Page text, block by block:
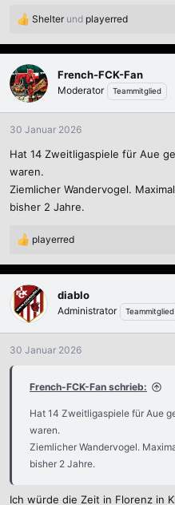
R
a
k
t
i
o
n
n
:
Shelter und playerred
French-FCK-Fan
Moderator Teammitglied
30 Januar 2026
Hat 14 Zweitligaspiele für Aue
waren.
Ziemlicher Wandervogel.
bisher 2 Jahre.
R
a
k
t
i
o
n
playerred
diablo
Administrator Teammitglied
30 Januar 2026
French-FCK-Fan schrieb:
Hat 14 Zweitligaspiele für Aue
waren.
Ziemlicher Wandervogel.
bisher 2 Jahre.
Ich würde die Zeit in Florenz in